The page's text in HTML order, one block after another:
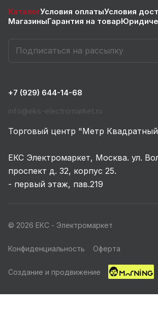
КаталогУсловия оплатыУсловия
МагазиныГарантия на товар
+7 (929) 644-14-68
info@eks-electromarket.ru
Торговый центр "Метр
ЕКС Электромаркет, Москва. ул.
проспект д. 32, корпус 25.
- первый этаж, пав.219
© 2026 ЕКС - Электромаркет
Конфиденциальность Оферта
Создание и продвижение